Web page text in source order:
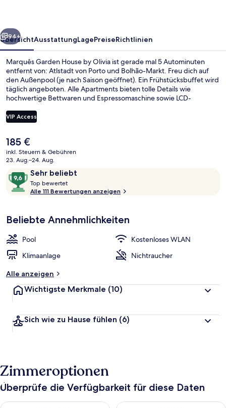
Weiter
94+
ÜbersichtAusstattungLagePreiseRichtlinien
Marquês Garden House by Olivia ist gerade mal 5 Autominuten
entfernt von: Atlstadt von Porto und Bolhão-Markt. Freu dich auf
den Außenpool (je nach Saison geöffnet). Ein Frühstücksbuffet wird
täglich angeboten. Alle Apartments bieten tolle Details wie
hochwertige Bettwaren und Espressomaschine sowie LCD-
hilfsbereite Personal. Die Unterkunft ist nur einen kurzen Fußmarsch
von den öffentlichen Verkehrsmitteln entfernt: Bis zur U-Bahn sind
Station Faria Guimarães).
VIP Access
Der
aktuelle
Preis
185 €.
185 €
inkl. Steuern & Gebühren
23. Aug.–24. Aug.
Bewertungen
Sehr beliebt
9,6
von
10,
beliebt
Top bewertet
o
b
t
Alle 111 Bewertungen anzeigen
Beliebte Annehmlichkeiten
Pool
Kostenloses WLAN
Klimaanlage
Nichtraucher
Alle anzeigen
Wichtigste Merkmale (10)
Sich wie zu Hause fühlen (6)
Zimmeroptionen
Überprüfe die Verfügbarkeit für diese Daten